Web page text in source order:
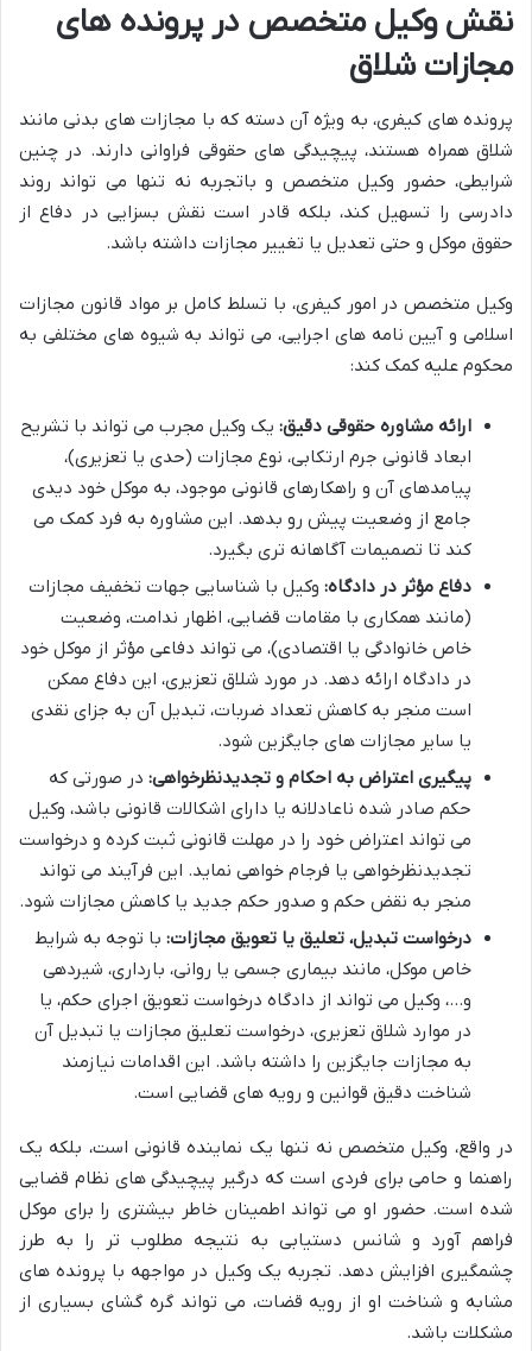
نقش وکیل متخصص در پرونده های
مجازات شلاق
پرونده های کیفری، به ویژه آن دسته که با مجازات های بدنی مانند
شلاق همراه هستند، پیچیدگی های حقوقی فراوانی دارند. در چنین
شرایطی، حضور وکیل متخصص و باتجربه نه تنها می تواند روند
دادرسی را تسهیل کند، بلکه قادر است نقش بسزایی در دفاع از
حقوق موکل و حتی تعدیل یا تغییر مجازات داشته باشد.
وکیل متخصص در امور کیفری، با تسلط کامل بر مواد قانون مجازات
اسلامی و آیین نامه های اجرایی، می تواند به شیوه های مختلفی به
محکوم علیه کمک کند:
ارائه مشاوره حقوقی دقیق: یک وکیل مجرب می تواند با تشریح
ابعاد قانونی جرم ارتکابی، نوع مجازات (حدی یا تعزیری)،
پیامدهای آن و راهکارهای قانونی موجود، به موکل خود دیدی
جامع از وضعیت پیش رو بدهد. این مشاوره به فرد کمک می
کند تا تصمیمات آگاهانه تری بگیرد.
دفاع مؤثر در دادگاه: وکیل با شناسایی جهات تخفیف مجازات
(مانند همکاری با مقامات قضایی، اظهار ندامت، وضعیت
خاص خانوادگی یا اقتصادی)، می تواند دفاعی مؤثر از موکل خود
در دادگاه ارائه دهد. در مورد شلاق تعزیری، این دفاع ممکن
است منجر به کاهش تعداد ضربات، تبدیل آن به جزای نقدی
یا سایر مجازات های جایگزین شود.
پیگیری اعتراض به احکام و تجدیدنظرخواهی: در صورتی که
حکم صادر شده ناعادلانه یا دارای اشکالات قانونی باشد، وکیل
می تواند اعتراض خود را در مهلت قانونی ثبت کرده و درخواست
تجدیدنظرخواهی یا فرجام خواهی نماید. این فرآیند می تواند
منجر به نقض حکم و صدور حکم جدید یا کاهش مجازات شود.
درخواست تبدیل، تعلیق یا تعویق مجازات: با توجه به شرایط
خاص موکل، مانند بیماری جسمی یا روانی، بارداری، شیردهی
و…، وکیل می تواند از دادگاه درخواست تعویق اجرای حکم، یا
در موارد شلاق تعزیری، درخواست تعلیق مجازات یا تبدیل آن
به مجازات جایگزین را داشته باشد. این اقدامات نیازمند
شناخت دقیق قوانین و رویه های قضایی است.
در واقع، وکیل متخصص نه تنها یک نماینده قانونی است، بلکه یک
راهنما و حامی برای فردی است که درگیر پیچیدگی های نظام قضایی
شده است. حضور او می تواند اطمینان خاطر بیشتری را برای موکل
فراهم آورد و شانس دستیابی به نتیجه مطلوب تر را به طرز
چشمگیری افزایش دهد. تجربه یک وکیل در مواجهه با پرونده های
مشابه و شناخت او از رویه قضات، می تواند گره گشای بسیاری از
مشکلات باشد.